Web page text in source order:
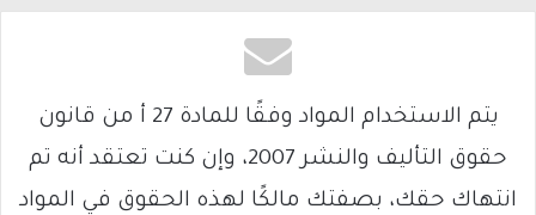
يتم الاستخدام المواد وفقًا للمادة 27 أ من قانون
حقوق التأليف والنشر 2007، وإن كنت تعتقد أنه تم
انتهاك حقك، بصفتك مالكًا لهذه الحقوق في المواد